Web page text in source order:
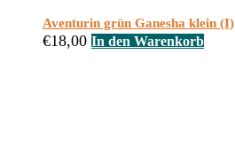
Aventurin grün Ganesha klein (I)
€18,00 In den Warenkorb